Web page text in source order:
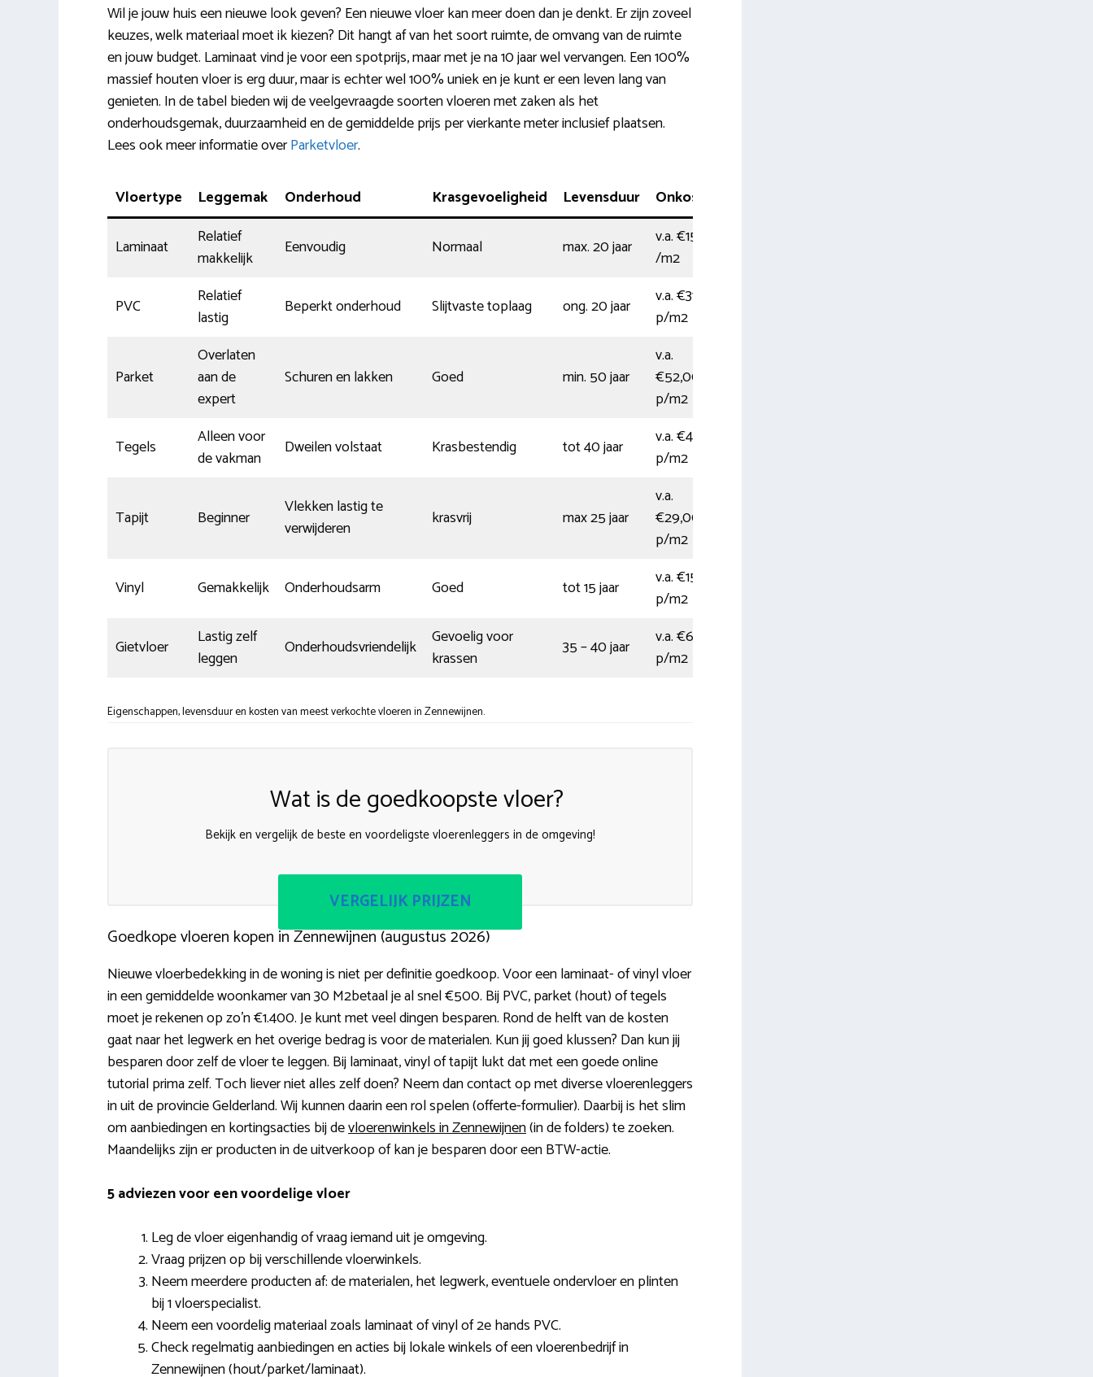
Wil je jouw huis een nieuwe look geven? Een nieuwe vloer kan meer doen dan je denkt. Er zijn zoveel
keuzes, welk materiaal moet ik kiezen? Dit hangt af van het soort ruimte, de omvang van de ruimte
en jouw budget. Laminaat vind je voor een spotprijs, maar met je na 10 jaar wel vervangen. Een 100%
massief houten vloer is erg duur, maar is echter wel 100% uniek en je kunt er een leven lang van
genieten. In de tabel bieden wij de veelgevraagde soorten vloeren met zaken als het
onderhoudsgemak, duurzaamheid en de gemiddelde prijs per vierkante meter inclusief plaatsen.
Lees ook meer informatie overParketvloer.
Vloertype Leggemak Onderhoud Krasgevoeligheid Levensduur Onkosten
Laminaat
Relatief
makkelijk
Eenvoudig Normaal max. 20 jaar
v.a. €15,50
/m2
PVC
Relatief
lastig
Beperkt onderhoud Slijtvaste toplaag ong. 20 jaar
v.a. €31,00
p/m2
Parket
Overlaten
aan de
expert
Schuren en lakken Goed min. 50 jaar
v.a.
€52,00
p/m2
Tegels
Alleen voor
de vakman
Dweilen volstaat Krasbestendig tot 40 jaar
v.a. €42,00
p/m2
Tapijt Beginner
Vlekken lastig te
verwijderen
krasvrij max 25 jaar
v.a.
€29,00
p/m2
Vinyl
Gemakkelijk Onderhoudsarm Goed tot 15 jaar
v.a. €15,00
p/m2
Gietvloer
Lastig zelf
leggen
Onderhoudsvriendelijk
Gevoelig voor
krassen
35 – 40 jaar
v.a. €61,00
p/m2
Eigenschappen, levensduur en kosten van meest verkochte vloeren in Zennewijnen.
Wat is de goedkoopste vloer?
Bekijk en vergelijk de beste en voordeligste vloerenleggers in de omgeving!
VERGELIJK PRIJZEN
Goedkope vloeren kopen in Zennewijnen (augustus 2026)
Nieuwe vloerbedekking in de woning is niet per definitie goedkoop. Voor een laminaat- of vinyl vloer
in een gemiddelde woonkamer van 30 M2betaal je al snel €500. Bij PVC, parket (hout) of tegels
moet je rekenen op zo’n €1.400. Je kunt met veel dingen besparen. Rond de helft van de kosten
gaat naar het legwerk en het overige bedrag is voor de materialen. Kun jij goed klussen? Dan kun jij
besparen door zelf de vloer te leggen. Bij laminaat, vinyl of tapijt lukt dat met een goede online
tutorial prima zelf. Toch liever niet alles zelf doen? Neem dan contact op met diverse vloerenleggers
in uit de provincie Gelderland. Wij kunnen daarin een rol spelen (offerte-formulier). Daarbij is het slim
om aanbiedingen en kortingsacties bij devloerenwinkels in Zennewijnen(in de folders) te zoeken.
Maandelijks zijn er producten in de uitverkoop of kan je besparen door een BTW-actie.
5 adviezen voor een voordelige vloer
Leg de vloer eigenhandig of vraag iemand uit je omgeving.
Vraag prijzen op bij verschillende vloerwinkels.
Neem meerdere producten af: de materialen, het legwerk, eventuele ondervloer en plinten
bij 1 vloerspecialist.
Neem een voordelig materiaal zoals laminaat of vinyl of 2e hands PVC.
Check regelmatig aanbiedingen en acties bij lokale winkels of een vloerenbedrijf in
Zennewijnen (hout/parket/laminaat).